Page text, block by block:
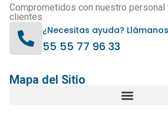
Comprometidos con nuestro personal
clientes.
¿Necesitas ayuda?
55 55 77 96 33
Mapa del Sitio